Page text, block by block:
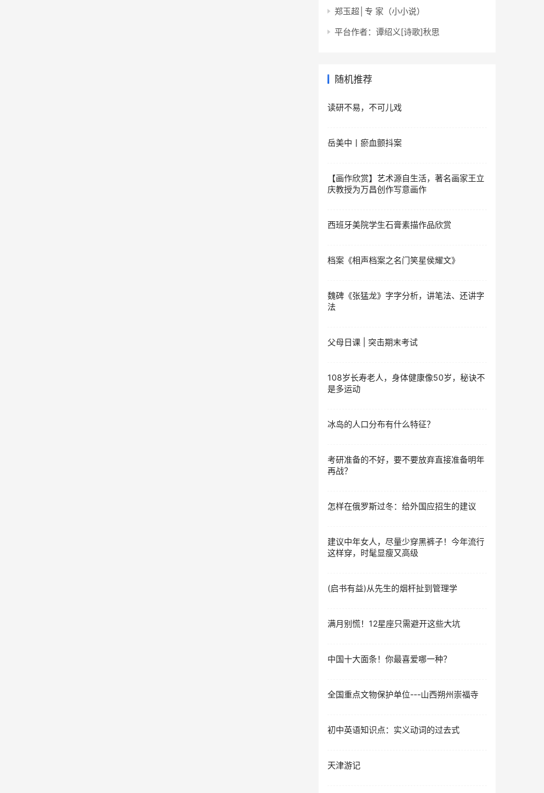
郑玉超│专 家（小小说）
平台作者：谭绍义[诗歌]秋思
随机推荐
读研不易，不可儿戏
岳美中丨瘀血颤抖案
【画作欣赏】艺术源自生活，著名画家王立
庆教授为万昌创作写意画作
西班牙美院学生石膏素描作品欣赏
档案《相声档案之名门笑星侯耀文》
魏碑《张猛龙》字字分析，讲笔法、还讲字
法
父母日课 | 突击期末考试
108岁长寿老人，身体健康像50岁，秘诀不
是多运动
冰岛的人口分布有什么特征？
考研准备的不好，要不要放弃直接准备明年
再战？
怎样在俄罗斯过冬：给外国应招生的建议
建议中年女人，尽量少穿黑裤子！今年流行
这样穿，时髦显瘦又高级
(启书有益)从先生的烟杆扯到管理学
满月别慌！12星座只需避开这些大坑
中国十大面条！你最喜爱哪一种？
全国重点文物保护单位---山西朔州崇福寺
初中英语知识点：实义动词的过去式
天津游记